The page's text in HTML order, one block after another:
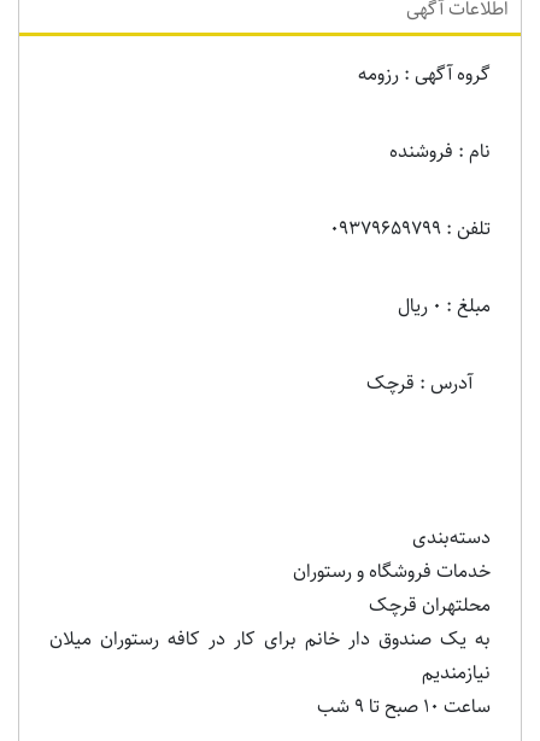
اطلاعات آگهی
گروه آگهی : رزومه
نام : فروشنده
تلفن : 09379659799
مبلغ : 0 ریال
آدرس : قرچک
دسته‌بندی
خدمات فروشگاه و رستوران
محلتهران قرچک
به یک صندوق دار خانم برای کار در کافه رستوران میلان
نیازمندیم
ساعت 10 صبح تا 9 شب